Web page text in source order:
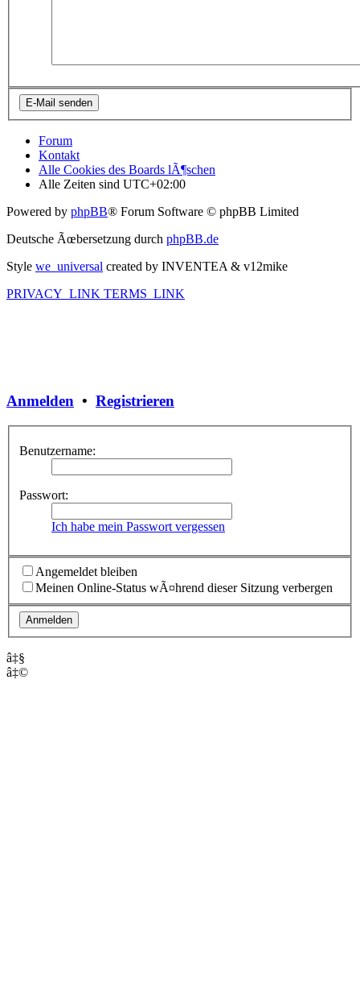
Forum
Kontakt
Alle Cookies des Boards lÃ¶schen
Alle Zeiten sind UTC+02:00
Powered by phpBB® Forum Software © phpBB Limited
Deutsche Ãœbersetzung durch phpBB.de
Style we_universal created by INVENTEA & v12mike
PRIVACY_LINK TERMS_LINK
Anmelden • Registrieren
Benutzername:
Passwort:
Ich habe mein Passwort vergessen
Angemeldet bleiben
Meinen Online-Status wÃ¤hrend dieser Sitzung verbergen
â‡§
â‡©